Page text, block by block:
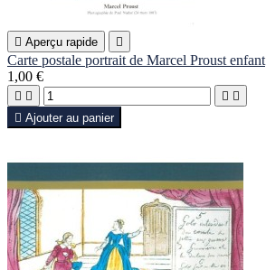
 Aperçu rapide 
Carte postale portrait de Marcel Proust enfant
1,00 €
   
 Ajouter au panier